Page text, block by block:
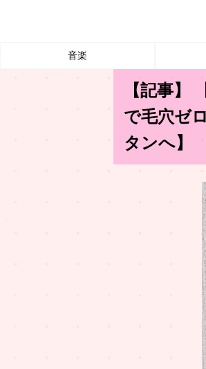
音楽
【記事】
で毛穴ゼ
タンへ】